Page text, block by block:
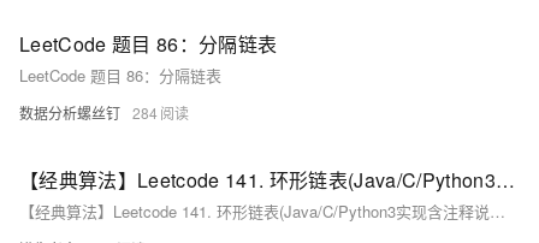
LeetCode 题目 86：分隔链表
LeetCode 题目 86：分隔链表
数据分析螺丝钉 284
【经典算法】Leetcode 141. 环形链表(Java/C/Python3实现含注释说明,Easy)
【经典算法】Leetcode 141. 环形链表(Java/C/Python3实现含注释说明,Easy)